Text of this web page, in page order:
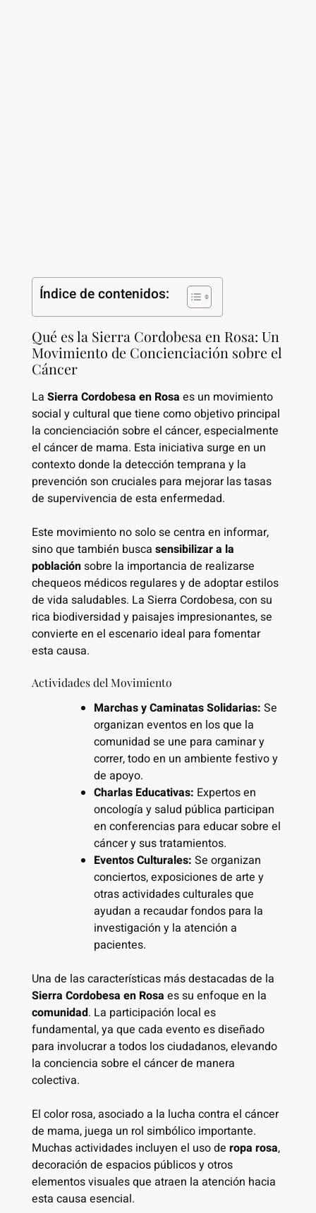
Índice de contenidos:
Qué es la Sierra Cordobesa en Rosa: Un
Movimiento de Concienciación sobre el
Cáncer
La Sierra Cordobesa en Rosa es un movimiento
social y cultural que tiene como objetivo principal
la concienciación sobre el cáncer, especialmente
el cáncer de mama. Esta iniciativa surge en un
contexto donde la detección temprana y la
prevención son cruciales para mejorar las tasas
de supervivencia de esta enfermedad.
Este movimiento no solo se centra en informar,
sino que también busca sensibilizar a la
poblaciónsobre la importancia de realizarse
chequeos médicos regulares y de adoptar estilos
de vida saludables. La Sierra Cordobesa, con su
rica biodiversidad y paisajes impresionantes, se
convierte en el escenario ideal para fomentar
esta causa.
Actividades del Movimiento
Marchas y Caminatas Solidarias: Se
organizan eventos en los que la
comunidad se une para caminar y
correr, todo en un ambiente festivo y
de apoyo.
Charlas Educativas: Expertos en
oncología y salud pública participan
en conferencias para educar sobre el
cáncer y sus tratamientos.
Eventos Culturales: Se organizan
conciertos, exposiciones de arte y
otras actividades culturales que
ayudan a recaudar fondos para la
investigación y la atención a
pacientes.
Una de las características más destacadas de la
Sierra Cordobesa en Rosa es su enfoque en la
comunidad. La participación local es
fundamental, ya que cada evento es diseñado
para involucrar a todos los ciudadanos, elevando
la conciencia sobre el cáncer de manera
colectiva.
El color rosa, asociado a la lucha contra el cáncer
de mama, juega un rol simbólico importante.
Muchas actividades incluyen el uso de ropa rosa,
decoración de espacios públicos y otros
elementos visuales que atraen la atención hacia
esta causa esencial.